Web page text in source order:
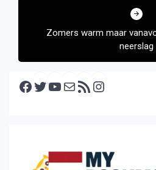
Zomers warm maar
neerslag
Facebook Twitter YouTube E-mail RSS feed